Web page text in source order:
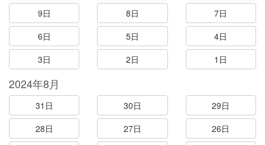
9日
8日
7日
6日
5日
4日
3日
2日 1日
2024年8月
31日 30日
29日
28日
27日
26日